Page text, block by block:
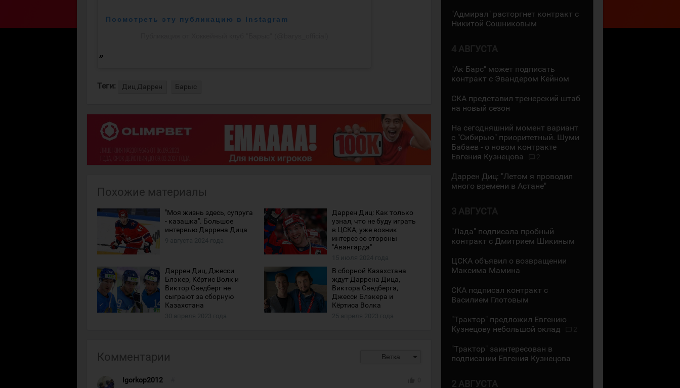
Посмотреть эту публикацию в Instagram
Теги: Диц Даррен Барыс
Похожие материалы
"Моя жизнь здесь, супруга
- казашка". Большое
интервью Даррена Дица
Даррен Диц: Как только
узнал, что не буду играть
в ЦСКА, уже возник
интерес со стороны
"Авангарда"
Даррен Диц, Джесси
Блэкер, Кёртис Волк и
Виктор Сведберг не
сыграют за сборную
Казахстана
В сборной Казахстана
ждут Даррена Дица,
Виктора Сведберга,
Джесси Блэкера и
Кёртиса Волка
Комментарии Ветка arrow_drop_down
Igorkop2012
"Адмирал" расторгнет контракт с
Никитой Сошниковым
4 АВГУСТА
"Ак Барс" может подписать
контракт с Эвандером Кейном
СКА представил тренерский штаб
на новый сезон
На сегодняшний момент вариант
с "Сибирью" приоритетный. Шуми
Бабаев - о новом контракте
Евгения Кузнецова
Даррен Диц: "Летом я проводил
много времени в Астане"
3 АВГУСТА
"Лада" подписала пробный
контракт с Дмитрием Шикиным
ЦСКА объявил о возвращении
Максима Мамина
СКА подписал контракт с
Василием Глотовым
"Трактор" предложил Евгению
Кузнецову небольшой оклад
"Трактор" заинтересован в
подписании Евгения Кузнецова
2 АВГУСТА